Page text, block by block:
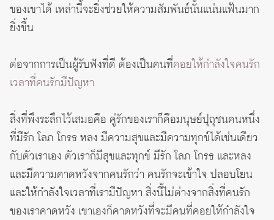
ของเขาได้ เหล่านี้จะยิ่งช่วยให้ความสัมพันธ์นั้นแน่นแฟ้นมาก
ยิ่งขึ้น
ต่อจากการเป็นผู้รับฟังที่ดี ต้องเป็นคนที่คอยให้กำลังใจคนรัก
เวลาที่คนรักมีปัญหา
สิ่งที่พึงระลึกไว้เสมอคือ คู่รักของเราก็คือมนุษย์ปุถุชนคนหนึ่ง
ที่มีรัก โลภ โกรธ หลง มีความสุขและมีความทุกข์ได้เช่นเดียว
กับตัวเราเอง ตัวเราก็มีสุขและทุกข์ มีรัก โลภ โกรธ และหลง
และมีความคาดหวังจากคนรักว่า คนรักจะเข้าใจ ปลอบโยน
และให้กำลังใจเวลาที่เรามีปัญหา สิ่งนี้ไม่ต่างจากสิ่งที่คนรัก
ของเราคาดหวัง เขาเองก็คาดหวังที่จะมีคนที่คอยให้กำลังใจ